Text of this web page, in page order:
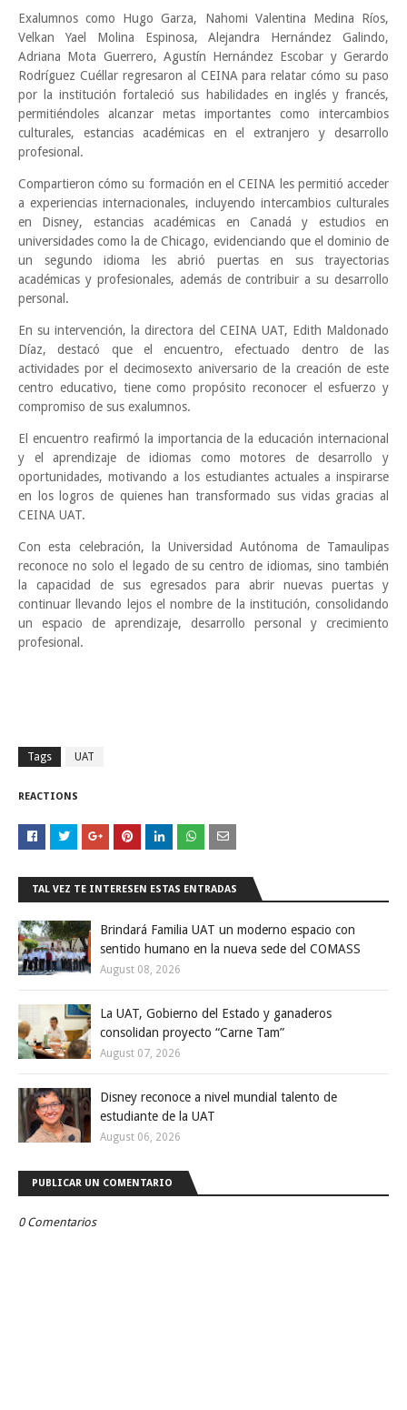
Exalumnos como Hugo Garza, Nahomi Valentina Medina Ríos,
Velkan Yael Molina Espinosa, Alejandra Hernández Galindo,
Adriana Mota Guerrero, Agustín Hernández Escobar y Gerardo
Rodríguez Cuéllar regresaron al CEINA para relatar cómo su paso
por la institución fortaleció sus habilidades en inglés y francés,
permitiéndoles alcanzar metas importantes como intercambios
culturales, estancias académicas en el extranjero y desarrollo
profesional.
Compartieron cómo su formación en el CEINA les permitió acceder
a experiencias internacionales, incluyendo intercambios culturales
en Disney, estancias académicas en Canadá y estudios en
universidades como la de Chicago, evidenciando que el dominio de
un segundo idioma les abrió puertas en sus trayectorias
académicas y profesionales, además de contribuir a su desarrollo
personal.
En su intervención, la directora del CEINA UAT, Edith Maldonado
Díaz, destacó que el encuentro, efectuado dentro de las
actividades por el decimosexto aniversario de la creación de este
centro educativo, tiene como propósito reconocer el esfuerzo y
compromiso de sus exalumnos.
El encuentro reafirmó la importancia de la educación internacional
y el aprendizaje de idiomas como motores de desarrollo y
oportunidades, motivando a los estudiantes actuales a inspirarse
en los logros de quienes han transformado sus vidas gracias al
CEINA UAT.
Con esta celebración, la Universidad Autónoma de Tamaulipas
reconoce no solo el legado de su centro de idiomas, sino también
la capacidad de sus egresados para abrir nuevas puertas y
continuar llevando lejos el nombre de la institución, consolidando
un espacio de aprendizaje, desarrollo personal y crecimiento
profesional.
Tags UAT
REACTIONS
TAL VEZ TE INTERESEN ESTAS ENTRADAS
Brindará Familia UAT un moderno espacio con
sentido humano en la nueva sede del COMASS
August 08, 2026
La UAT, Gobierno del Estado y ganaderos
consolidan proyecto “Carne Tam”
August 07, 2026
Disney reconoce a nivel mundial talento de
estudiante de la UAT
August 06, 2026
PUBLICAR UN COMENTARIO
0 Comentarios